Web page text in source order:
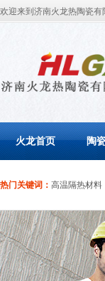
欢迎来到济南火龙热陶瓷有
火龙首页 陶
热门关键词： 高温隔热材料